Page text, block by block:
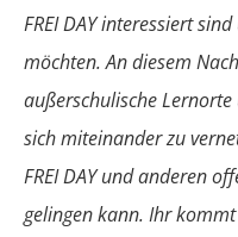
FREI DAY interessiert
möchten. An diesem
außerschulische
sich miteinander zu
FREI DAY und anderen
gelingen kann. Ihr